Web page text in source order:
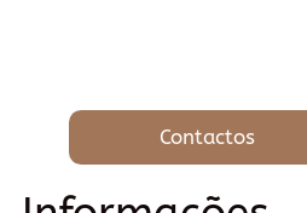
Contactos